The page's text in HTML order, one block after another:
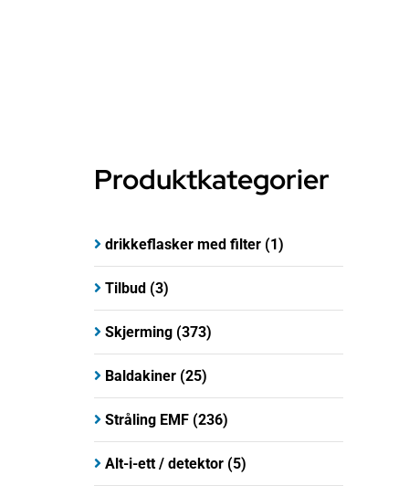
Produktkategorier
drikkeflasker med filter (1)
Tilbud (3)
Skjerming (373)
Baldakiner (25)
Stråling EMF (236)
Alt-i-ett / detektor (5)